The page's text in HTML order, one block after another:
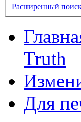
Расширенный поиск
Truth
Для